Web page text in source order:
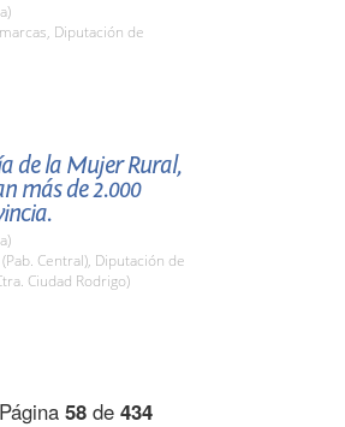
Diputación de
de la Mujer Rural,
más de 2.000
Central), Diputación de
Ciudad Rodrigo)
Página 58 de 434